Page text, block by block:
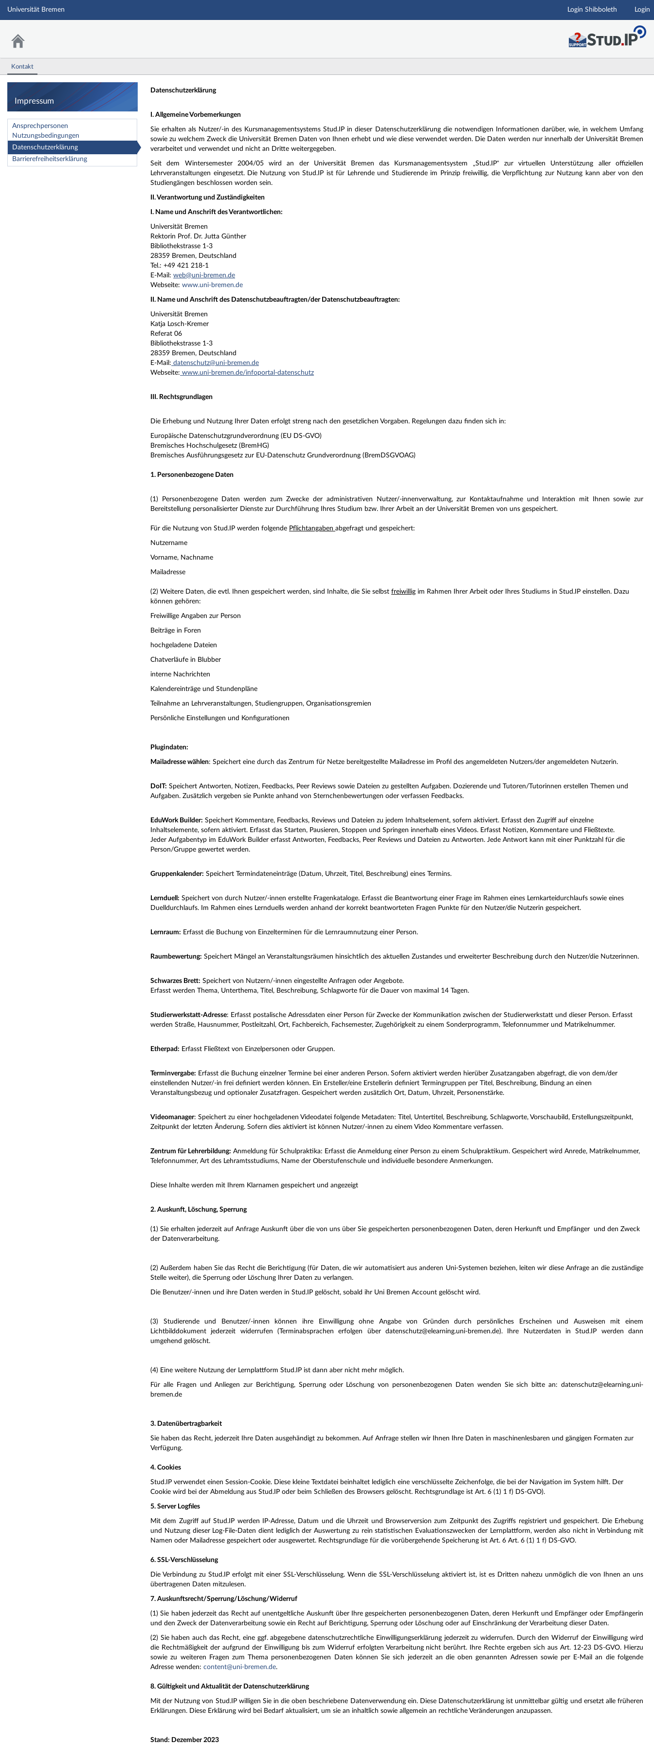
Hauptnavigation
Fußzeile
Universität Bremen Login Shibboleth Login
Kontakt
Impressum
Ansprechpersonen
Nutzungsbedingungen
Datenschutzerklärung
Barrierefreiheitserklärung
Impressum
Datenschutzerklärung
I. Allgemeine Vorbemerkungen
Sie erhalten als Nutzer/-in des Kursmanagementsystems Stud.IP in dieser Datenschutzerklärung die notwendigen Informationen darüber, wie, in welchem Umfang
sowie zu welchem Zweck die Universität Bremen Daten von Ihnen erhebt und wie diese verwendet werden. Die Daten werden nur innerhalb der Universität Bremen
verarbeitet und verwendet und nicht an Dritte weitergegeben.
Seit dem Wintersemester 2004/05 wird an der Universität Bremen das Kursmanagementsystem „Stud.IP“ zur virtuellen Unterstützung aller offiziellen
Lehrveranstaltungen eingesetzt. Die Nutzung von Stud.IP ist für Lehrende und Studierende im Prinzip freiwillig, die Verpflichtung zur Nutzung kann aber von den
Studiengängen beschlossen worden sein.
II. Verantwortung und Zuständigkeiten
I. Name und Anschrift des Verantwortlichen:
Universität Bremen
Rektorin Prof. Dr. Jutta Günther
Bibliothekstrasse 1-3
28359 Bremen, Deutschland
Tel.: +49 421 218-1
E-Mail:web@uni-bremen.de
Webseite:www.uni-bremen.de
II. Name und Anschrift des Datenschutzbeauftragten/der Datenschutzbeauftragten:
Universität Bremen
Katja Losch-Kremer
Referat 06
Bibliothekstrasse 1-3
28359 Bremen, Deutschland
E-Mail: datenschutz@uni-bremen.de
Webseite: www.uni-bremen.de/infoportal-datenschutz
III. Rechtsgrundlagen
Die Erhebung und Nutzung Ihrer Daten erfolgt streng nach den gesetzlichen Vorgaben. Regelungen dazu finden sich in:
Europäische Datenschutzgrundverordnung (EU DS-GVO)
Bremisches Hochschulgesetz (BremHG)
Bremisches Ausführungsgesetz zur EU-Datenschutz Grundverordnung (BremDSGVOAG)
1. Personenbezogene Daten
(1) Personenbezogene Daten werden zum Zwecke der administrativen Nutzer/-innenverwaltung, zur Kontaktaufnahme und Interaktion mit Ihnen sowie zur
Bereitstellung personalisierter Dienste zur Durchführung Ihres Studium bzw. Ihrer Arbeit an der Universität Bremen von uns gespeichert.
Für die Nutzung von Stud.IP werden folgende Pflichtangabenabgefragt und gespeichert:
Nutzername
Vorname, Nachname
Mailadresse
(2) Weitere Daten, die evtl. Ihnen gespeichert werden, sind Inhalte, die Sie selbstfreiwillig im Rahmen Ihrer Arbeit oder Ihres Studiums in Stud.IP einstellen. Dazu
können gehören:
Freiwillige Angaben zur Person
Beiträge in Foren
hochgeladene Dateien
Chatverläufe in Blubber
interne Nachrichten
Kalendereinträge und Stundenpläne
Teilnahme an Lehrveranstaltungen, Studiengruppen, Organisationsgremien
Persönliche Einstellungen und Konfigurationen
Plugindaten:
Mailadresse wählen: Speichert eine durch das Zentrum für Netze bereitgestellte Mailadresse im Profil des angemeldeten Nutzers/der angemeldeten Nutzerin.
DoIT: Speichert Antworten, Notizen, Feedbacks, Peer Reviews sowie Dateien zu gestellten Aufgaben. Dozierende und Tutoren/Tutorinnen erstellen Themen und
Aufgaben. Zusätzlich vergeben sie Punkte anhand von Sternchenbewertungen oder verfassen Feedbacks.
EduWork Builder: Speichert Kommentare, Feedbacks, Reviews und Dateien zu jedem Inhaltselement, sofern aktiviert. Erfasst den Zugriff auf einzelne
Inhaltselemente, sofern aktiviert. Erfasst das Starten, Pausieren, Stoppen und Springen innerhalb eines Videos. Erfasst Notizen, Kommentare und Fließtexte.
Jeder Aufgabentyp im EduWork Builder erfasst Antworten, Feedbacks, Peer Reviews und Dateien zu Antworten. Jede Antwort kann mit einer Punktzahl für die
Person/Gruppe gewertet werden.
Gruppenkalender: Speichert Termindateneinträge (Datum, Uhrzeit, Titel, Beschreibung) eines Termins.
Lernduell: Speichert von durch Nutzer/-innen erstellte Fragenkataloge. Erfasst die Beantwortung einer Frage im Rahmen eines Lernkarteidurchlaufs sowie eines
Duelldurchlaufs. Im Rahmen eines Lernduells werden anhand der korrekt beantworteten Fragen Punkte für den Nutzer/die Nutzerin gespeichert.
Lernraum: Erfasst die Buchung von Einzelterminen für die Lernraumnutzung einer Person.
Raumbewertung: Speichert Mängel an Veranstaltungsräumen hinsichtlich des aktuellen Zustandes und erweiterter Beschreibung durch den Nutzer/die Nutzerinnen.
Schwarzes Brett: Speichert von Nutzern/-innen eingestellte Anfragen oder Angebote.
Erfasst werden Thema, Unterthema, Titel, Beschreibung, Schlagworte für die Dauer von maximal 14 Tagen.
Studierwerkstatt-Adresse: Erfasst postalische Adressdaten einer Person für Zwecke der Kommunikation zwischen der Studierwerkstatt und dieser Person. Erfasst
werden Straße, Hausnummer, Postleitzahl, Ort, Fachbereich, Fachsemester, Zugehörigkeit zu einem Sonderprogramm, Telefonnummer und Matrikelnummer.
Etherpad: Erfasst Fließtext von Einzelpersonen oder Gruppen.
Terminvergabe: Erfasst die Buchung einzelner Termine bei einer anderen Person. Sofern aktiviert werden hierüber Zusatzangaben abgefragt, die von dem/der
einstellenden Nutzer/-in frei definiert werden können. Ein Ersteller/eine Erstellerin definiert Termingruppen per Titel, Beschreibung, Bindung an einen
Veranstaltungsbezug und optionaler Zusatzfragen. Gespeichert werden zusätzlich Ort, Datum, Uhrzeit, Personenstärke.
Videomanager: Speichert zu einer hochgeladenen Videodatei folgende Metadaten: Titel, Untertitel, Beschreibung, Schlagworte, Vorschaubild, Erstellungszeitpunkt,
Zeitpunkt der letzten Änderung. Sofern dies aktiviert ist können Nutzer/-innen zu einem Video Kommentare verfassen.
Zentrum für Lehrerbildung: Anmeldung für Schulpraktika: Erfasst die Anmeldung einer Person zu einem Schulpraktikum. Gespeichert wird Anrede, Matrikelnummer,
Telefonnummer, Art des Lehramtsstudiums, Name der Oberstufenschule und individuelle besondere Anmerkungen.
Diese Inhalte werden mit Ihrem Klarnamen gespeichert und angezeigt
2. Auskunft, Löschung, Sperrung
(1) Sie erhalten jederzeit auf Anfrage Auskunft über die von uns über Sie gespeicherten personenbezogenen Daten, deren Herkunft und Empfänger
und den Zweck
der Datenverarbeitung.
(2) Außerdem haben Sie das Recht die Berichtigung (für Daten, die wir automatisiert aus anderen Uni-Systemen beziehen, leiten wir diese Anfrage an die zuständige
Stelle weiter), die Sperrung oder Löschung Ihrer Daten zu verlangen.
Die Benutzer/-innen und ihre Daten werden in Stud.IP gelöscht, sobald ihr Uni Bremen Account gelöscht wird.
(3) Studierende und Benutzer/-innen können ihre Einwilligung ohne Angabe von Gründen durch persönliches Erscheinen und Ausweisen mit einem
Lichtbilddokument jederzeit widerrufen (Terminabsprachen erfolgen über datenschutz@elearning.uni-bremen.de). Ihre Nutzerdaten in Stud.IP werden dann
umgehend gelöscht.
(4) Eine weitere Nutzung der Lernplattform Stud.IP ist dann aber nicht mehr möglich.
Für alle Fragen und Anliegen zur Berichtigung, Sperrung oder Löschung von personenbezogenen Daten wenden Sie sich bitte an: datenschutz@elearning.uni-
bremen.de
3. Datenübertragbarkeit
Sie haben das Recht, jederzeit Ihre Daten ausgehändigt zu bekommen. Auf Anfrage stellen wir Ihnen Ihre Daten in maschinenlesbaren und gängigen Formaten zur
Verfügung.
4. Cookies
Stud.IP verwendet einen Session-Cookie. Diese kleine Textdatei beinhaltet lediglich eine verschlüsselte Zeichenfolge, die bei der Navigation im System hilft. Der
Cookie wird bei der Abmeldung aus Stud.IP oder beim Schließen des Browsers gelöscht. Rechtsgrundlage ist Art. 6 (1) 1 f) DS-GVO).
5. Server Logfiles
Mit dem Zugriff auf Stud.IP werden IP-Adresse, Datum und die Uhrzeit und Browserversion zum Zeitpunkt des Zugriffs registriert und gespeichert. Die Erhebung
und Nutzung dieser Log-File-Daten dient lediglich der Auswertung zu rein statistischen Evaluationszwecken der Lernplattform, werden also nicht in Verbindung mit
Namen oder Mailadresse gespeichert oder ausgewertet. Rechtsgrundlage für die vorübergehende Speicherung ist Art. 6 Art. 6 (1) 1 f) DS-GVO.
6. SSL-Verschlüsselung
Die Verbindung zu Stud.IP erfolgt mit einer SSL-Verschlüsselung. Wenn die SSL-Verschlüsselung aktiviert ist, ist es Dritten nahezu unmöglich die von Ihnen an uns
übertragenen Daten mitzulesen.
7. Auskunftsrecht/Sperrung/Löschung/Widerruf
(1) Sie haben jederzeit das Recht auf unentgeltliche Auskunft über Ihre gespeicherten personenbezogenen Daten, deren Herkunft und Empfänger oder Empfängerin
und den Zweck der Datenverarbeitung sowie ein Recht auf Berichtigung, Sperrung oder Löschung oder auf Einschränkung der Verarbeitung dieser Daten.
(2) Sie haben auch das Recht, eine ggf. abgegebene datenschutzrechtliche Einwilligungserklärung jederzeit zu widerrufen. Durch den Widerruf der Einwilligung wird
die Rechtmäßigkeit der aufgrund der Einwilligung bis zum Widerruf erfolgten Verarbeitung nicht berührt. Ihre Rechte ergeben sich aus Art. 12-23 DS-GVO. Hierzu
sowie zu weiteren Fragen zum Thema personenbezogenen Daten können Sie sich jederzeit an die oben genannten Adressen sowie per E-Mail an die folgende
Adresse wenden:content@uni-bremen.de.
8. Gültigkeit und Aktualität der Datenschutzerklärung
Mit der Nutzung von Stud.IP willigen Sie in die oben beschriebene Datenverwendung ein. Diese Datenschutzerklärung ist unmittelbar gültig und ersetzt alle früheren
Erklärungen. Diese Erklärung wird bei Bedarf aktualisiert, um sie an inhaltlich sowie allgemein an rechtliche Veränderungen anzupassen.
Stand: Dezember 2023